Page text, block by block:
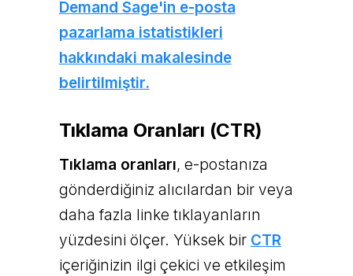
Demand Sage'in e-posta
pazarlama istatistikleri
hakkındaki makalesinde
belirtilmiştir.
Tıklama Oranları (CTR)
Tıklama oranları, e-postanıza
gönderdiğiniz alıcılardan bir veya
daha fazla linke tıklayanların
yüzdesini ölçer. Yüksek bir CTR
içeriğinizin ilgi çekici ve etkileşim